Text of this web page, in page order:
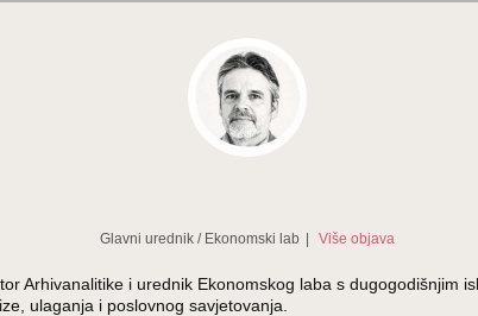
Glavni urednik / Ekonomski lab Više objava
Arhivanalitike i urednik Ekonomskog laba s dugogodišnjim
ulaganja i poslovnog savjetovanja.